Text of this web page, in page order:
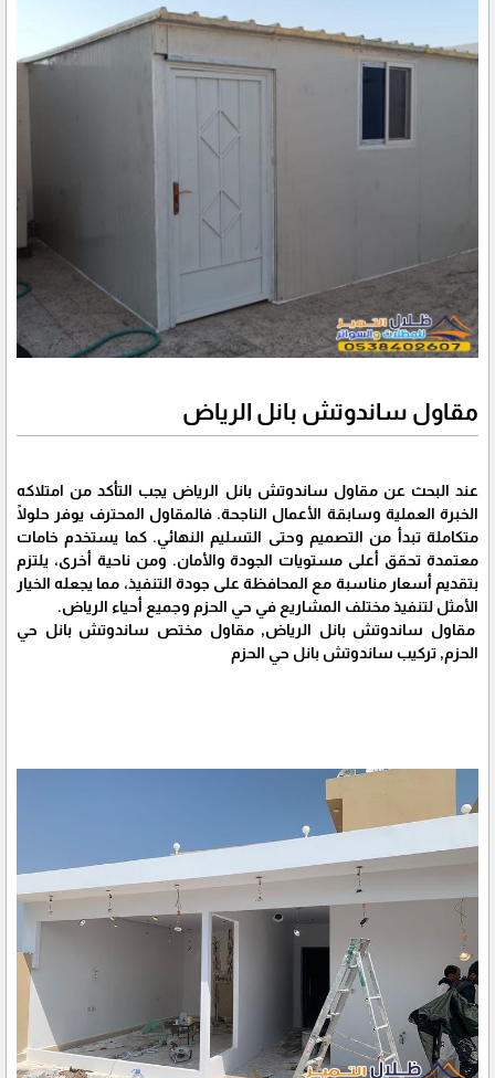
مقاول ساندوتش بانل الرياض
عند البحث عن مقاول ساندوتش بانل الرياض يجب التأكد من امتلاكه
الخبرة العملية وسابقة الأعمال الناجحة. فالمقاول المحترف يوفر حلولًا
متكاملة تبدأ من التصميم وحتى التسليم النهائي. كما يستخدم خامات
معتمدة تحقق أعلى مستويات الجودة والأمان. ومن ناحية أخرى، يلتزم
بتقديم أسعار مناسبة مع المحافظة على جودة التنفيذ، مما يجعله الخيار
الأمثل لتنفيذ مختلف المشاريع في حي الحزم وجميع أحياء الرياض.
مقاول ساندوتش بانل الرياض, مقاول مختص ساندوتش بانل حي
الحزم, تركيب ساندوتش بانل حي الحزم